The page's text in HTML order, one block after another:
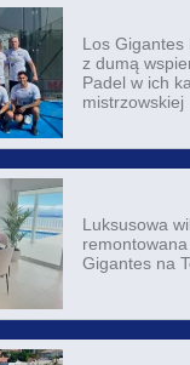
Los Gigantes
z dumą
Padel w ich
mistrzowskiej
Luksusowa
Gigantes na